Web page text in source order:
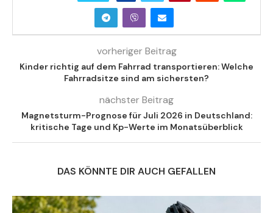
vorheriger Beitrag
Kinder richtig auf dem Fahrrad transportieren: Welche
Fahrradsitze sind am sichersten?
nächster Beitrag
Magnetsturm-Prognose für Juli 2026 in Deutschland:
kritische Tage und Kp-Werte im Monatsüberblick
DAS KÖNNTE DIR AUCH GEFALLEN